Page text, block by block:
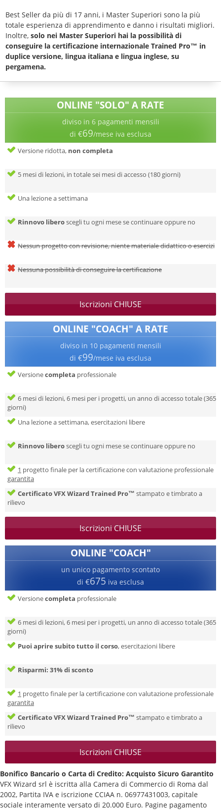
Best Seller da più di 17 anni, i Master Superiori sono la più
totale esperienza di apprendimento e danno i risultati migliori.
Inoltre,solo nei Master Superiori hai la possibilità di
conseguire la certificazione internazionale Trained Pro™ in
duplice versione, lingua italiana e lingua inglese, su
pergamena.
ONLINE "SOLO" A RATE
diviso in 6 pagamenti mensili
di €69/mese iva esclusa
Versione ridotta, non completa
5 mesi di lezioni, in totale sei mesi di accesso (180 giorni)
Una lezione a settimana
Rinnovo liberoscegli tu ogni mese se continuare oppure no
Nessun progetto con revisione, niente materiale didattico o esercizi
Nessuna possibilità di conseguire la certificazione
Iscrizioni CHIUSE
ONLINE "COACH" A RATE
diviso in 10 pagamenti mensili
di €99/mese iva esclusa
Versionecompleta professionale
6 mesi di lezioni, 6 mesi per i progetti, un anno di accesso totale (365
giorni)
Una lezione a settimana, esercitazioni libere
Rinnovo liberoscegli tu ogni mese se continuare oppure no
1 progetto finale per la certificazione con valutazione professionale
garantita
Certificato VFX Wizard Trained Pro™ stampato e timbrato a
rilievo
Iscrizioni CHIUSE
ONLINE "COACH"
un unico pagamento scontato
di €675 iva esclusa
Versionecompleta professionale
6 mesi di lezioni, 6 mesi per i progetti, un anno di accesso totale (365
giorni)
Puoi aprire subito tutto il corso, esercitazioni libere
Risparmi: 31% di sconto
1 progetto finale per la certificazione con valutazione professionale
garantita
Certificato VFX Wizard Trained Pro™ stampato e timbrato a
rilievo
Iscrizioni CHIUSE
Bonifico Bancario o Carta di Credito: Acquisto Sicuro Garantito
VFX Wizard srl è iscritta alla Camera di Commercio di Roma dal
2002, Partita IVA e iscrizione CCIAA n. 06977431003, capitale
sociale interamente versato di 20.000 Euro. Pagine pagamento